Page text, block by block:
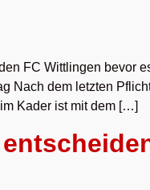
FC Wittlingen bevor
Nach dem letzten
Kader ist mit dem […]